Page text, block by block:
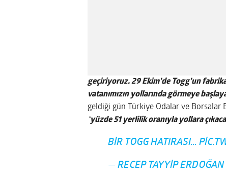
geçiriyoruz. 29 Ekim’de Togg’un
vatanımızın yollarında görmeye
geldiği gün Türkiye Odalar ve Borsalar
“yüzde 51 yerlilik oranıyla yollara
BIR TOGG HATIRASI…
— RECEP TAYYIP